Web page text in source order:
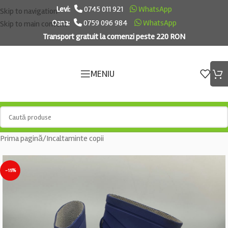
Skip to navigation
Skip to main content
Levi: 0745 011 921
WhatsApp
Oana:
0759 096 984
WhatsApp
Transport gratuit la comenzi peste 220 RON
MENIU
Prima pagină/Incaltaminte copii
-15%